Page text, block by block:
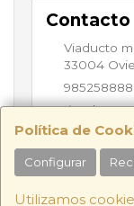
Política de
Configurar
Utilizamos
Contacto
Viaducto
33004
985258888
Horario
9:30h -